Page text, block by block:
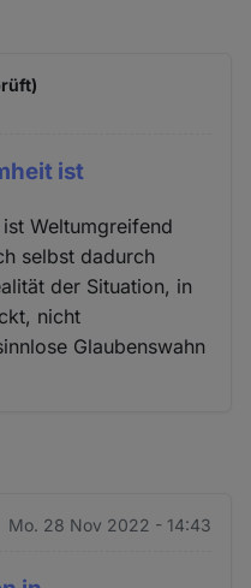
ist
Weltumgreifend
selbst dadurch
der Situation, in
nicht
Glaubenswahn
Mo. 28 Nov 2022 - 14:43